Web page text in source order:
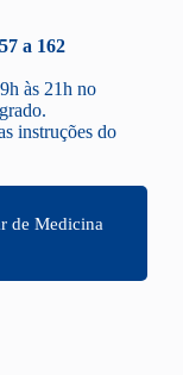
a 162
às 21h no
instruções do
de Medicina